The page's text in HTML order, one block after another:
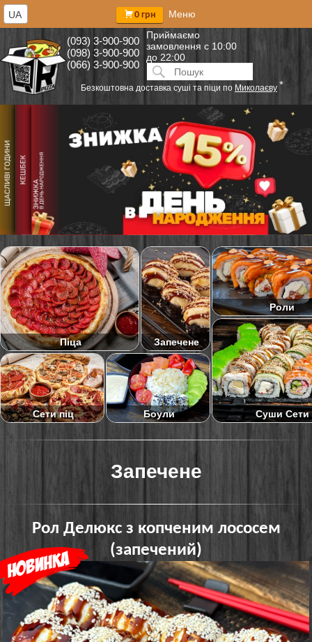
(093) 3-900-900
(098) 3-900-900
(066) 3-900-900
Приймаємо
замовлення с 10:00
до 22:00
Искать:ПОИСК
0 грн Меню
Безкоштовна доставка суші та піци по Миколаєву *
UA
Піца Запечене
Роли
Сети піц Боули Суши Сети
Запечене
Рол Делюкс з копченим лососем
(запечений)